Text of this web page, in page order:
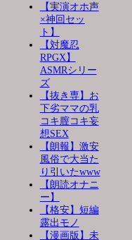
【実演オホ声
×神回セッ
ト】
【対魔忍
RPGX】
ASMRシリー
ズ
【抜き専】お
下劣ママの乳
コキ膣コキ妄
想SEX
【朗報】激安
風俗で大当た
り引いたwww
【朗読オナニ
ー】
【格安】短編
露出モノ
【漫画版】未